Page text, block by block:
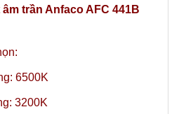
trần Anfaco AFC 441B
6500K
3200K